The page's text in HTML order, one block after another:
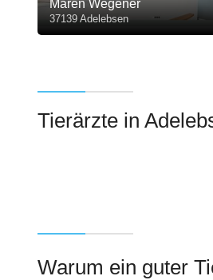
Maren Wegener
37139 Adelebsen
Tierärzte in
Warum ein guter